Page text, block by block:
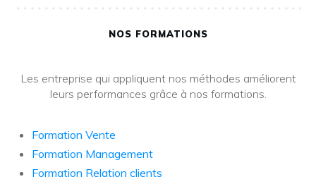
NOS FORMATIONS
Les entreprise qui appliquent nos méthodes améliorent
leurs performances grâce à nos formations.
Formation Vente
Formation Management
Formation Relation clients